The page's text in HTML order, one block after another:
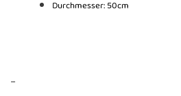
Durchmesser: 50cm
...